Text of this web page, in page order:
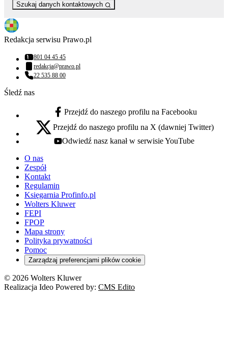
Szukaj danych kontaktowych
Redakcja serwisu Prawo.pl
Numer telefonu:
801 04 45 45
Adres email:
redakcja@prawo.pl
Numer telefonu:
22 535 88 00
Śledź nas
facebook - otwiera się w nowej karcie
Przejdź do naszego profilu na Facebooku
x - otwiera się w nowej karcie
Przejdź do naszego profilu na X (dawniej Twitter)
youtube - otwiera się w nowej karcie
Odwiedź nasz kanał w serwisie YouTube
O nas
Zespół
Kontakt
Regulamin
Księgarnia Profinfo.pl
Wolters Kluwer
FEPI
FPOP
Mapa strony
Polityka prywatności
Pomoc
Zarządzaj preferencjami plików cookie
© 2026 Wolters Kluwer
Realizacja Ideo Powered by: CMS Edito